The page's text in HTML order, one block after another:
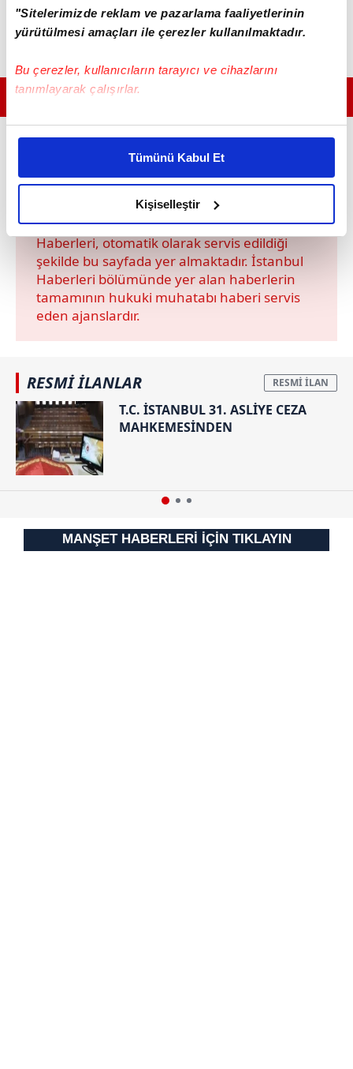
"Sitelerimizde reklam ve pazarlama faaliyetlerinin
yürütülmesi amaçları ile çerezler kullanılmaktadır.
Bu çerezler, kullanıcıların tarayıcı ve cihazlarını
tanımlayarak çalışırlar.
Bu çerezlere izin vermeniz halinde sizlere özel
daha iyi reklam deneyimi yaşatabiliriz. Bunu yaparken
amacımızın size daha iyi bir reklam deneyimi sunmak
olduğunu ve sizlere en iyi içerikleri sunabilmek adına
elimizden gelen çabayı gösterdiğimizi ve bu noktada,
reklamların maliyetlerimizi karşılamak noktasında tek gelir
kalemimiz olduğunu sizlere hatırlatmak isteriz.
Her halükârda, kullanıcılar, bu çerezlere izin vermedikleri
takdirde, kullanıcılara hedefli reklamlar
Sizlere daha iyi bir hizmet sunabilmek için İnternet
Sitemizde kendimize ve üçüncü kişilere ait çerezler
kullanılmaktadır. Bu çerezler vasıtasıyla çeşitli kişisel
verileriniz işlenmekte olup gerekli olan çerezler bilgi
toplumu hizmetlerinin sunulması amacıyla
kullanılmaktadır. Diğer çerezler, sitemizin daha işlevsel
reklam/pazarlama faaliyetlerinin yapılması, amaçlarıyla
Tümünü Kabul Et
Kişiselleştir
GÜNÜN EN ÖNEMLİ MANŞETLERİ İÇİN TIKLAYIN
Yerel Haberler kategorisinde bulunan hiçbir
bulunulmamıştır. Anadolu Ajansı, İhlas
Haber Ajansı, Demirören Haber Ajansı
tarafından hazırlanan tüm İstanbul
Haberleri, otomatik olarak servis edildiği
şekilde bu sayfada yer almaktadır. İstanbul
Haberleri bölümünde yer alan haberlerin
tamamının hukuki muhatabı haberi servis
eden ajanslardır.
RESMİ İLANLAR
T.C. İSTANBUL 31. ASLİYE CEZA
MAHKEMESİNDEN
MANŞET HABERLERİ İÇİN TIKLAYIN